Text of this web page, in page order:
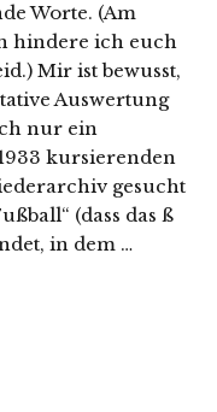
Worte. (Am
hindere ich euch
Mir ist bewusst,
Auswertung
nur ein
kursierenden
gesucht
(dass das ß
in dem …